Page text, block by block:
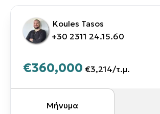
Koules Tasos
+30 2311 24.15.60
€360,000 €3,214/τ.μ.
Μήνυμα